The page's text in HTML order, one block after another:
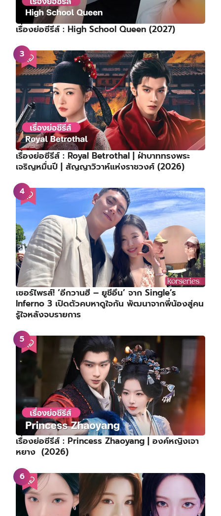
เรื่องย่อซีรีส์ : High School Queen (2027)
เรื่องย่อซีรีส์ : Royal Betrothal | ฝ่าบาททรงพระ
เจริญหมื่นปี | สัญญาวิวาห์แห่งราชวงศ์ (2026)
เซอร์ไพรส์! ‘อีกวานฮี – ยูชีอึน’ จาก Single’s
Inferno 3 เปิดตัวคบหาดูใจกัน พัฒนาจากพี่น้องสู่คน
รู้ใจหลังจบรายการ
เรื่องย่อซีรีส์ : Princess Zhaoyang | องค์หญิงเจา
หยาง (2026)